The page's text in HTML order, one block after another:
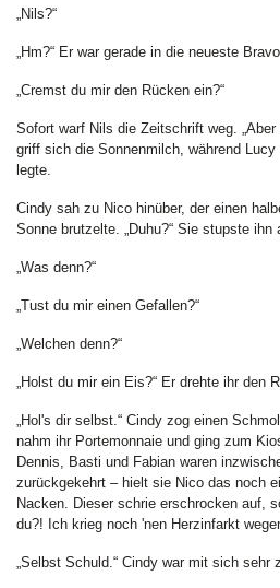
„Nils?“
„Hm?“ Er war gerade in die neueste
„Cremst du mir den Rücken ein?“
Sofort warf Nils die Zeitschrift weg.
griff sich die Sonnenmilch, während
legte.
Cindy sah zu Nico hinüber, der einen
Sonne brutzelte. „Duhu?“ Sie stupste ihn
„Was denn?“
„Tust du mir einen Gefallen?“
„Welchen denn?“
„Holst du mir ein Eis?“ Er drehte ihr den
„Hol's dir selbst.“ Cindy zog einen
nahm ihr Portemonnaie und ging zum
Dennis, Basti und Fabian waren
zurückgekehrt – hielt sie Nico das noch
Nacken. Dieser schrie erschrocken auf,
du?! Ich krieg noch 'nen Herzinfarkt
„Selbst Schuld.“ Cindy war mit sich sehr